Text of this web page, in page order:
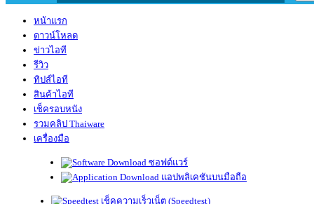
หน้าแรก
ดาวน์โหลด
ข่าวไอที
รีวิว
ทิปส์ไอที
สินค้าไอที
เช็ครอบหนัง
รวมคลิป Thaiware
เครื่องมือ
ซอฟต์แวร์
แอปพลิเคชันบนมือถือ
เช็คความเร็วเน็ต (Speedtest)